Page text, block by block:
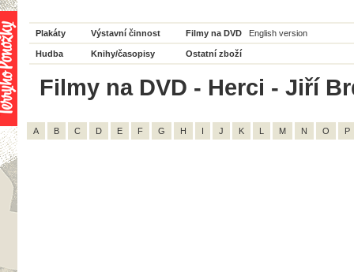
Plakáty Výstavní činnost Filmy na DVD English version
Hudba Knihy/časopisy Ostatní zboží
Filmy na DVD - Herci - Jiří
A B C D E F G H I J K L M N O P